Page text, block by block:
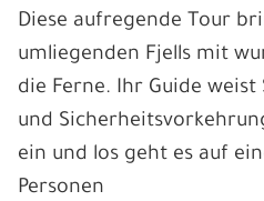
Diese aufregende Tour
umliegenden Fjells mit
die Ferne. Ihr Guide weist
und
ein und los geht es auf
Personen